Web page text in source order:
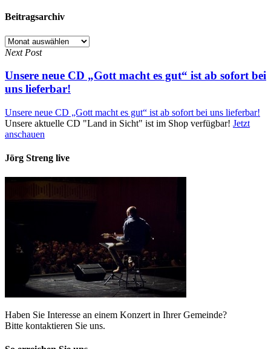
Beitragsarchiv
Beitragsarchiv
Next Post
Unsere neue CD „Gott macht es gut“ ist ab sofort bei
uns lieferbar!
Unsere neue CD „Gott macht es gut“ ist ab sofort bei uns lieferbar!
Unsere aktuelle CD "Land in Sicht" ist im Shop verfügbar! Jetzt
anschauen
Jörg Streng live
Haben Sie Interesse an einem Konzert in Ihrer Gemeinde?
Bitte kontaktieren Sie uns.